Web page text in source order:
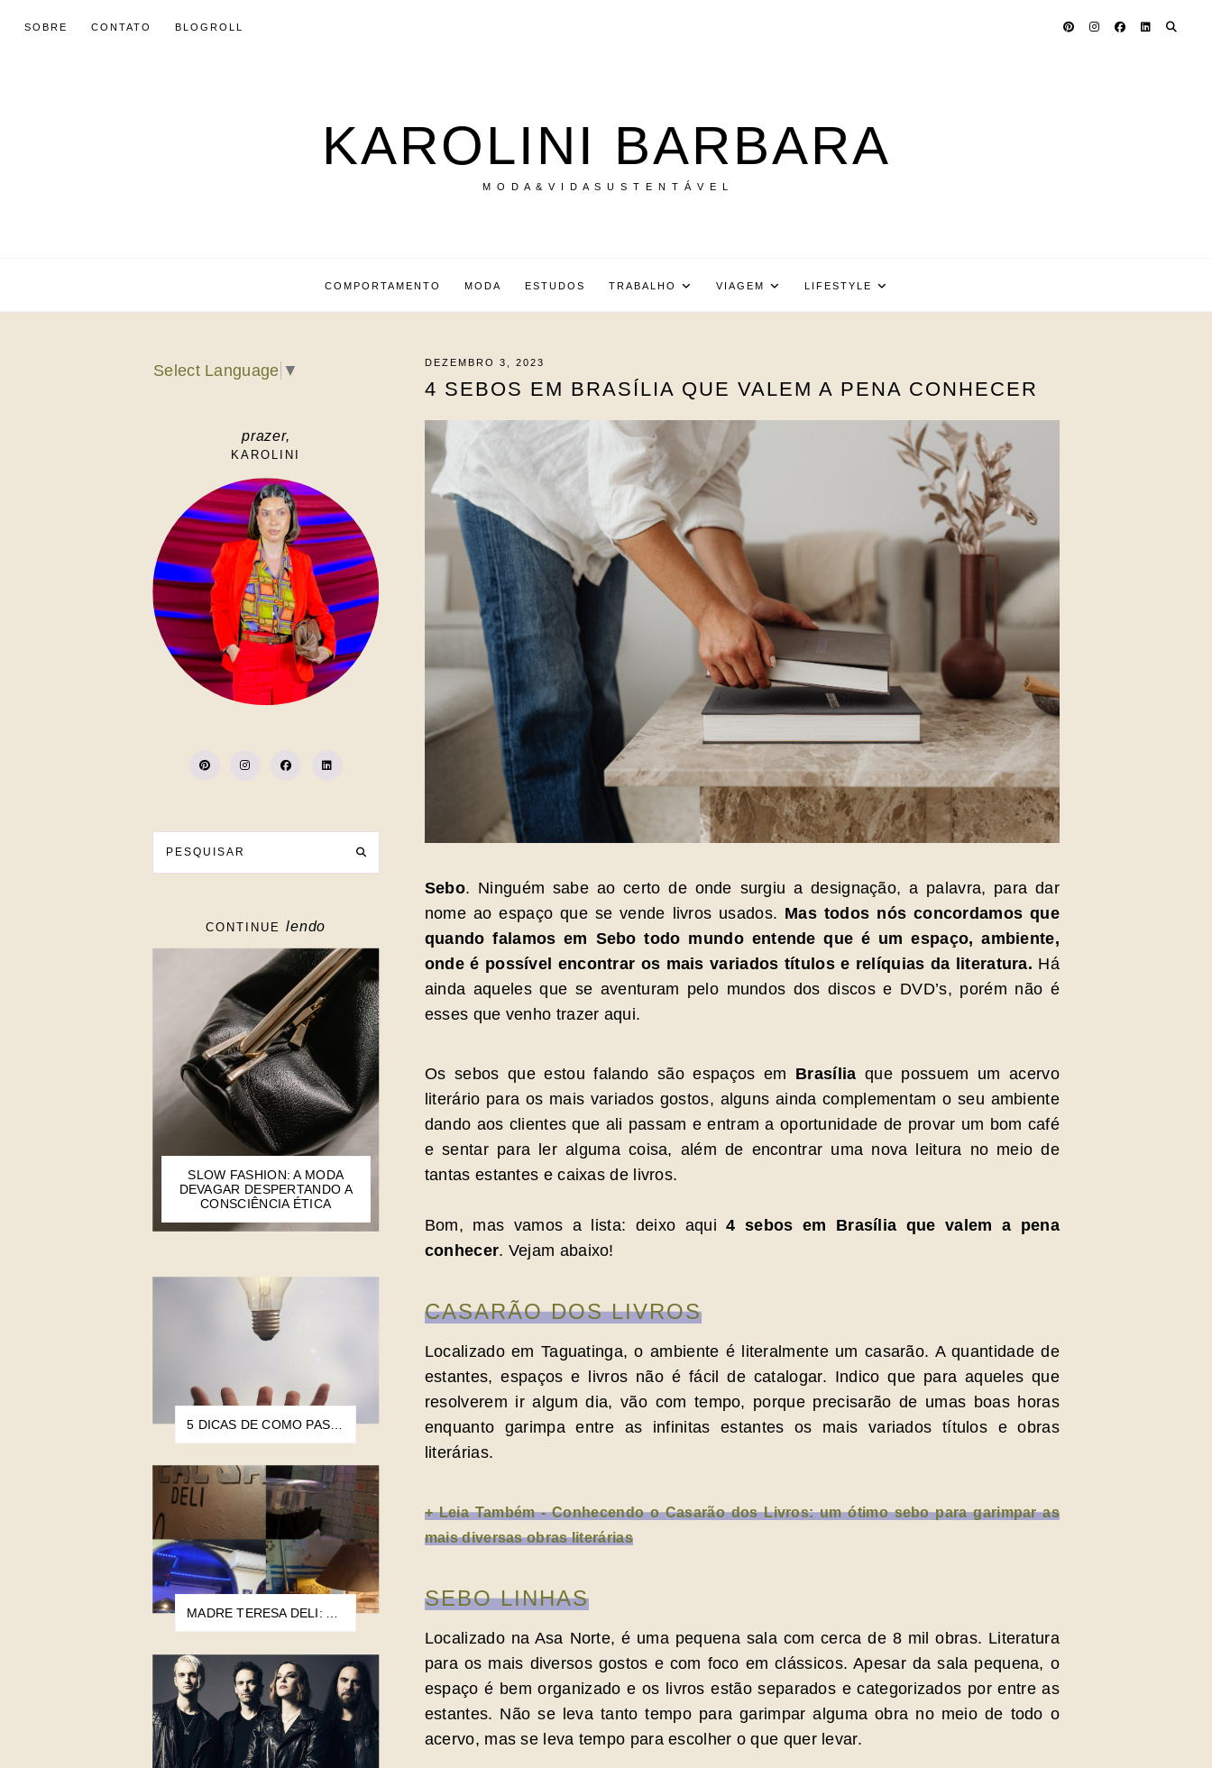
SOBRE CONTATO BLOGROLL
KAROLINI BARBARA
M O D A & V I D A S U S T E N T Á V E L
COMPORTAMENTO MODA ESTUDOS TRABALHO VIAGEM LIFESTYLE
DEZEMBRO 3, 2023
4 SEBOS EM BRASÍLIA QUE VALEM A PENA CONHECER
Sebo. Ninguém sabe ao certo de onde surgiu a designação, a palavra, para dar
nome ao espaço que se vende livros usados. Mas todos nós concordamos que
quando falamos em Sebo todo mundo entende que é um espaço, ambiente,
onde é possível encontrar os mais variados títulos e relíquias da literatura. Há
ainda aqueles que se aventuram pelo mundos dos discos e DVD’s, porém não é
esses que venho trazer aqui.
Os sebos que estou falando são espaços em Brasíliaque possuem um acervo
literário para os mais variados gostos, alguns ainda complementam o seu ambiente
dando aos clientes que ali passam e entram a oportunidade de provar um bom café
e sentar para ler alguma coisa, além de encontrar uma nova leitura no meio de
tantas estantes e caixas de livros.
Bom, mas vamos a lista: deixo aqui4 sebos em Brasília que valem a pena
conhecer. Vejam abaixo!
CASARÃO DOS LIVROS
Localizado em Taguatinga, o ambiente é literalmente um casarão. A quantidade de
estantes, espaços e livros não é fácil de catalogar. Indico que para aqueles que
resolverem ir algum dia, vão com tempo, porque precisarão de umas boas horas
enquanto garimpa entre as infinitas estantes os mais variados títulos e obras
literárias.
+ Leia Também - Conhecendo o Casarão dos Livros: um ótimo sebo para garimpar as
mais diversas obras literárias
SEBO LINHAS
Localizado na Asa Norte, é uma pequena sala com cerca de 8 mil obras. Literatura
para os mais diversos gostos e com foco em clássicos. Apesar da sala pequena, o
espaço é bem organizado e os livros estão separados e categorizados por entre as
estantes. Não se leva tanto tempo para garimpar alguma obra no meio de todo o
acervo, mas se leva tempo para escolher o que quer levar.
Select Language ▼
prazer,
KAROLINI
CONTINUElendo
SLOW FASHION: A MODA
DEVAGAR DESPERTANDO A
CONSCIÊNCIA ÉTICA
5 DICAS DE COMO PASSO PELO BLOQUEIO CRIATIVO